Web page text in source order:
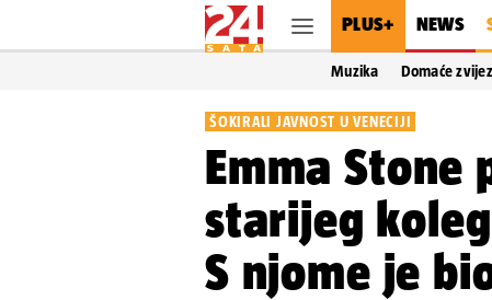
PLUS+ NEWS
Muzika Domaće
ŠOKIRALI JAVNOST U VENECIJI
Emma Stone
starijeg
S njome je